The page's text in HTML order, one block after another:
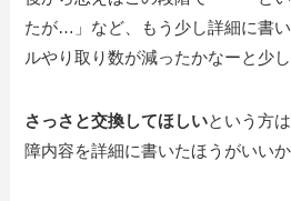
たが…」など、もう少し詳細に書
ルやり取り数が減ったかなーと少し
さっさと交換してほしいという方
障内容を詳細に書いたほうがいい